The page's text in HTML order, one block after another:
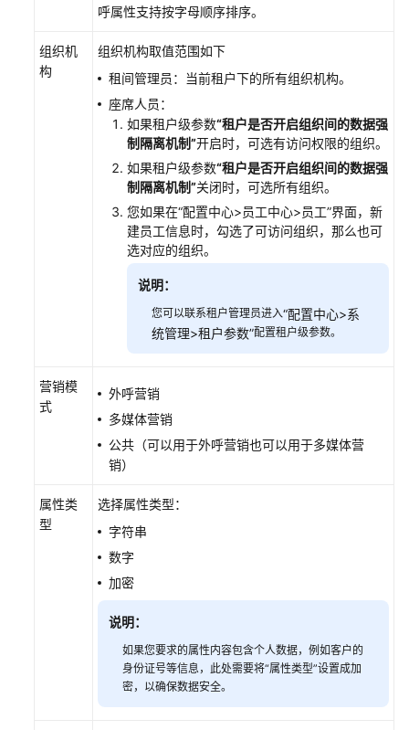
道
外
控
呼属性支持按字母顺序排序。
组织机
构
组织机构取值范围如下
租间管理员：当前租户下的所有组织机构。
座席人员：
如果租户级参数“租户是否开启组织间的数据强
制隔离机制”开启时，可选有访问权限的组织。
如果租户级参数“租户是否开启组织间的数据强
制隔离机制”关闭时，可选所有组织。
您如果在“配置中心>员工中心>员工”界面，新
建员工信息时，勾选了可访问组织，那么也可
选对应的组织。
说明：
您可以联系租户管理员进入“配置中心>系
统管理>租户参数”配置租户级参数。
营销模
式
外呼营销
多媒体营销
公共（可以用于外呼营销也可以用于多媒体营
销）
属性类
型
选择属性类型：
字符串
数字
加密
说明：
如果您要求的属性内容包含个人数据，例如客户的
身份证号等信息，此处需要将“属性类型”设置成加
密，以确保数据安全。